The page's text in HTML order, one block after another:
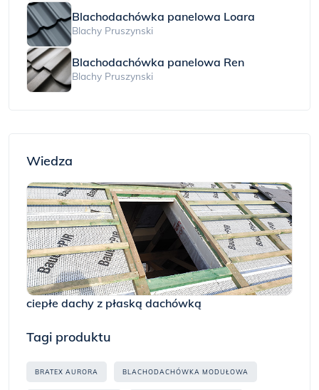
Blachodachówka panelowa Loara
Blachy Pruszynski
Blachodachówka panelowa Ren
Blachy Pruszynski
Wiedza
ciepłe dachy z płaską dachówką
Tagi produktu
BRATEX AURORA BLACHODACHÓWKA MODUŁOWA